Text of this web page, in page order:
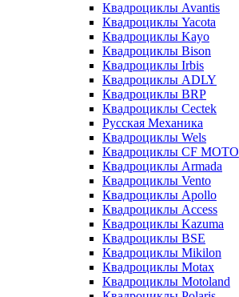
Квадроциклы Avantis
Квадроциклы Yacota
Квадроциклы Kayo
Квадроциклы Bison
Квадроциклы Irbis
Квадроциклы ADLY
Квадроциклы BRP
Квадроциклы Cectek
Русская Механика
Квадроциклы Wels
Квадроциклы CF MOTO
Квадроциклы Armada
Квадроциклы Vento
Квадроциклы Apollo
Квадроциклы Access
Квадроциклы Kazuma
Квадроциклы BSE
Квадроциклы Mikilon
Квадроциклы Motax
Квадроциклы Motoland